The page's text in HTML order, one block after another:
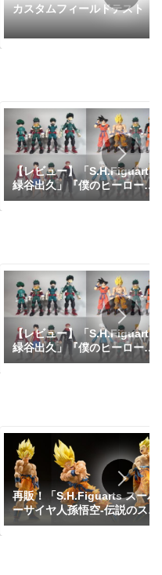
カスタムフィールドテスト
【レビュー】「S.H.Figuarts
緑谷出久」『僕のヒーローア
カデミア』
【レビュー】「S.H.Figuarts
緑谷出久」『僕のヒーローア
カデミア』
再販！「S.H.Figuarts スーパ
ーサイヤ人孫悟空-伝説のスー
パーサイヤ人-」が一般販売で